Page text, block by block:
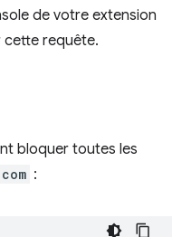
de votre extension
cette requête.
bloquer toutes les
: